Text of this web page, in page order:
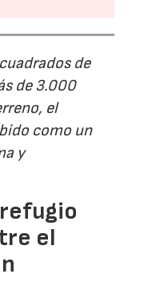
de
de 3.000
el
como un
y
el